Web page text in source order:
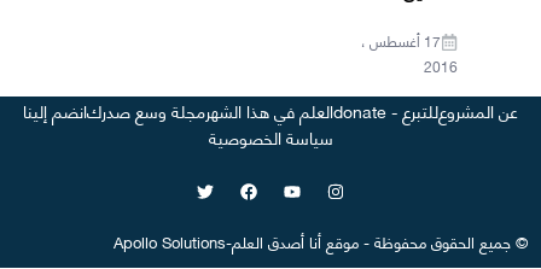
17 أغسطس ،
2016
عن المشروعللتبرع - donate العلم في هذا الشهرمجلة وسع صدركانضم إلينا
سياسة الخصوصية
©جميع الحقوق محفوظة-موقعأنا أصدق العلم-
Apollo Solutions